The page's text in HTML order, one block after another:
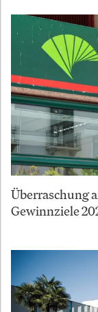
Überraschung
Gewinnziele